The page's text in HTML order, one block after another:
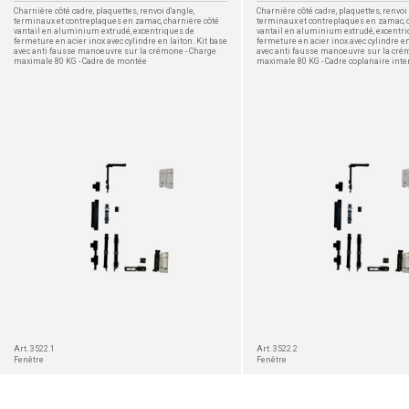
Charnière côté cadre, plaquettes, renvoi d'angle,
terminaux et contreplaques en zamac, charnière côté
vantail en aluminium extrudé, excentriques de
fermeture en acier inox avec cylindre en laiton. Kit base
avec anti fausse manoeuvre sur la crémone - Charge
maximale 80 KG - Cadre de montée
Art. 3522.1
Fenêtre
Charnière côté cadre, plaquettes, renvoi
terminaux et contreplaques en zamac,
vantail en aluminium extrudé,
fermeture en acier inox avec cylindre
avec anti fausse manoeuvre sur la
maximale 80 KG - Cadre coplanaire
Art. 3522.2
Fenêtre